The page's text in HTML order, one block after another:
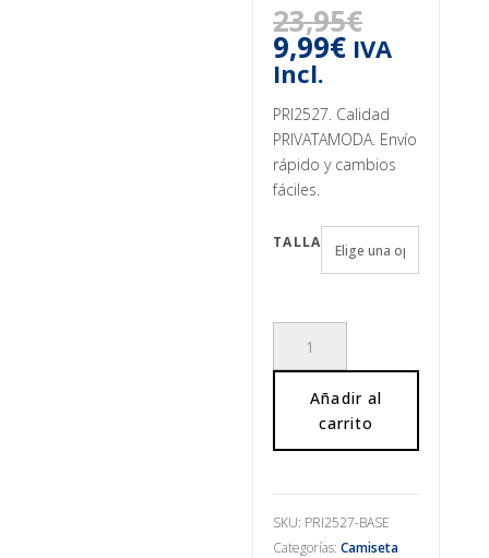
23,95€
precio
original
23,95€.
9,99€El
precio
es:
9,99€.
IVA
Incl.
PRI2527. Calidad
PRIVATAMODA. Envío
rápido y cambios
fáciles.
TALLA
manga
mensaje
Añadir al
carrito
SKU: PRI2527-BASE
Categorías:Camiseta